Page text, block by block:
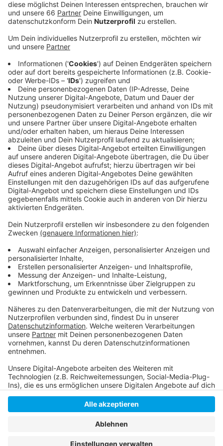
Besucherzahl.
Anzeige
Im Moment zeigt das Theatermuseum die
Sonderausstellung "Fünfzig" zum fünfzigjährigen
Jubiläum des Düsseldorfer Schauspielhauses. Die
Talkrunde "Das Rote Sofa" wird auch fortgeführt -
zunächst aber digital über Homepage und YouTube-
Kanal des Theatermuseums. Am kommenden Freitag
ist Martin Schläpfer zu Gast, der künstlerische Leiter
des Ballett am Rhein.
Anzeige
Infos:
https://www.duesseldorf.de/theatermuseum
Anzeige
Anzeige